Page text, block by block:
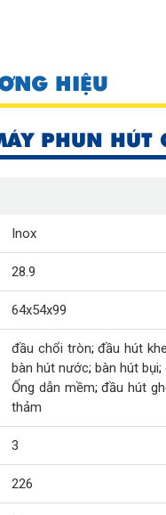
HIỆU
PHUN HÚT
Inox
28.9
64x54x99
đầu chổi tròn;đầu hút khe
bàn hút nước; bàn hút bụi;
Ống dẫn mềm;đầu hút
thảm
3
226